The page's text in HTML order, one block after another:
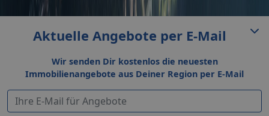
Aktuelle Angebote per E-Mail
Wir senden Dir kostenlos die neuesten
Immobilienangebote aus Deiner Region per E-Mail